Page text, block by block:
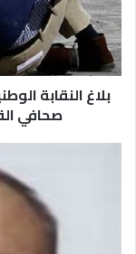
بلاغ النقابة
صحافي